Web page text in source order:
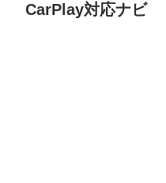
CarPlay対応ナビ